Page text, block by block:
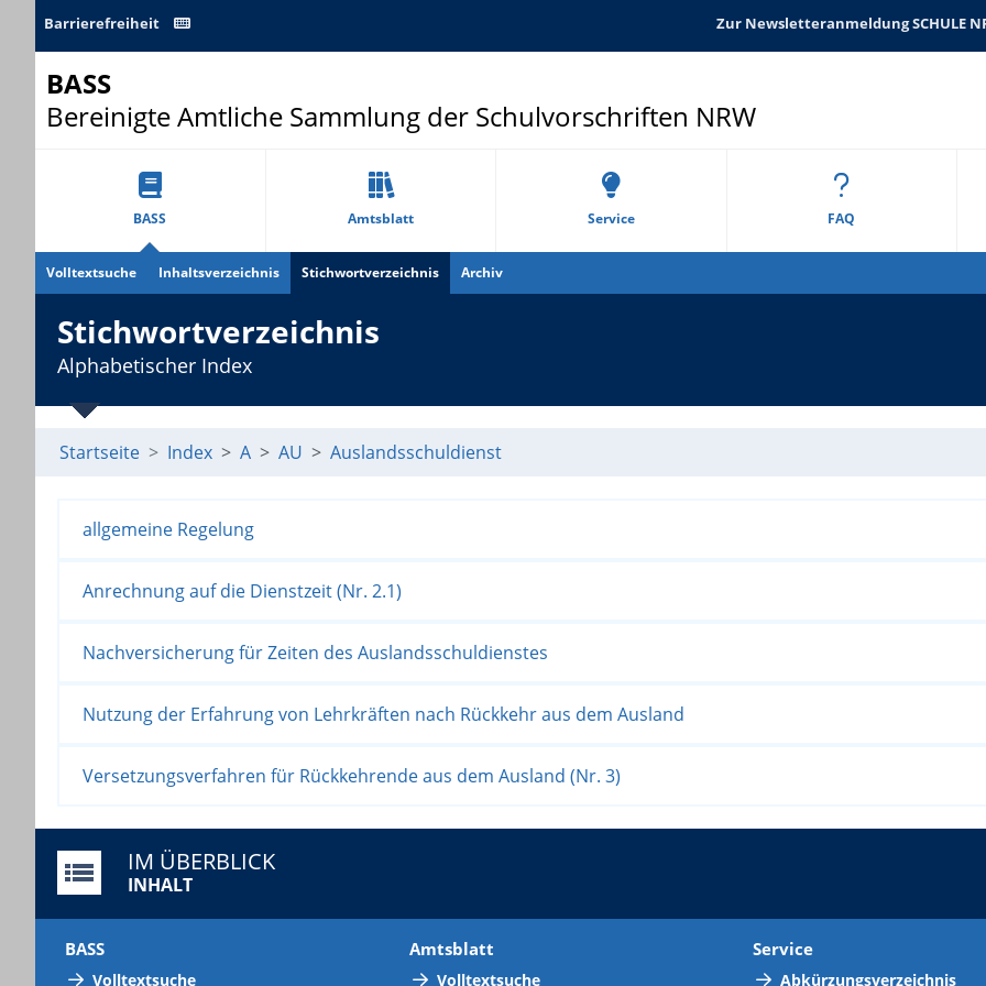
Barrierefreiheit Zur Newsletteranmeldung SCHULE
BASS
Bereinigte Amtliche Sammlung der Schulvorschriften NRW
BASS Amtsblatt Service FAQ
Volltextsuche Inhaltsverzeichnis Stichwortverzeichnis Archiv
Stichwortverzeichnis
Alphabetischer Index
Startseite Index A AU Auslandsschuldienst
allgemeine Regelung
Anrechnung auf die Dienstzeit (Nr. 2.1)
Nachversicherung für Zeiten des Auslandsschuldienstes
Nutzung der Erfahrung von Lehrkräften nach Rückkehr aus dem Ausland
Versetzungsverfahren für Rückkehrende aus dem Ausland (Nr. 3)
IM ÜBERBLICK
INHALT
BASS
Volltextsuche
Amtsblatt
Volltextsuche
Service
Abkürzungsverzeichnis